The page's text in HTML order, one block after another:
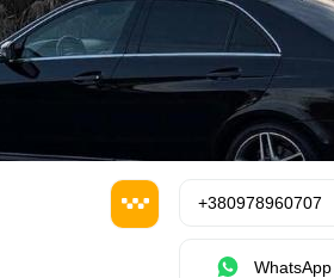
+380978960707
WhatsApp